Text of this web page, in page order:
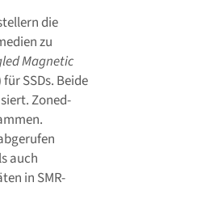
die
zu
Magnetic
SSDs. Beide
Zoned-
auch
in SMR-